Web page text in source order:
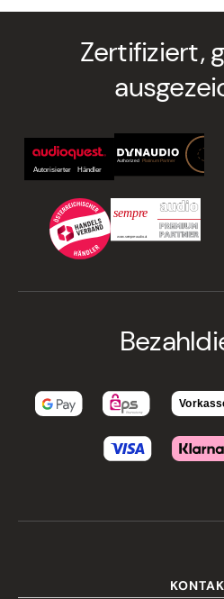
Zertifiziert,